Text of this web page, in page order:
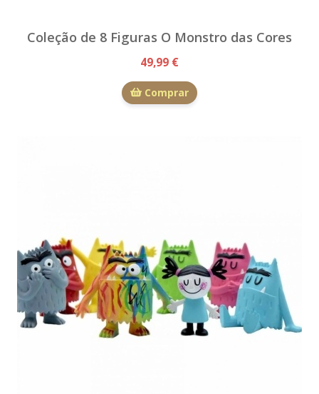
Coleção de 8 Figuras O Monstro das Cores
49,99 €
Comprar